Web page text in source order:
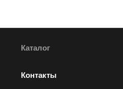
Каталог
Контакты